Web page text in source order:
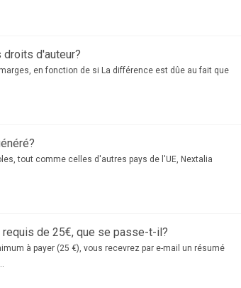
d'auteur?
en fonction de si La différence est dûe au fait que
tout comme celles d'autres pays de l'UE, Nextalia
de 25€, que se passe-t-il?
à payer (25 €), vous recevrez par e-mail un résumé